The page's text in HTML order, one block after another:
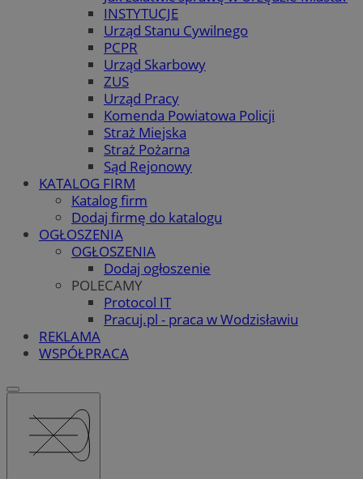
INSTYTUCJE
Urząd Stanu Cywilnego
PCPR
Urząd Skarbowy
ZUS
Urząd Pracy
Komenda Powiatowa Policji
Straż Miejska
Straż Pożarna
Sąd Rejonowy
KATALOG FIRM
Katalog firm
Dodaj firmę do katalogu
OGŁOSZENIA
OGŁOSZENIA
Dodaj ogłoszenie
POLECAMY
Protocol IT
Pracuj.pl - praca w Wodzisławiu
REKLAMA
WSPÓŁPRACA